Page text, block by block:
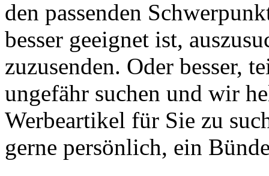
den passenden
besser geeignet ist,
zuzusenden. Oder besser,
ungefähr suchen und wir
Werbeartikel für Sie zu
gerne persönlich, ein